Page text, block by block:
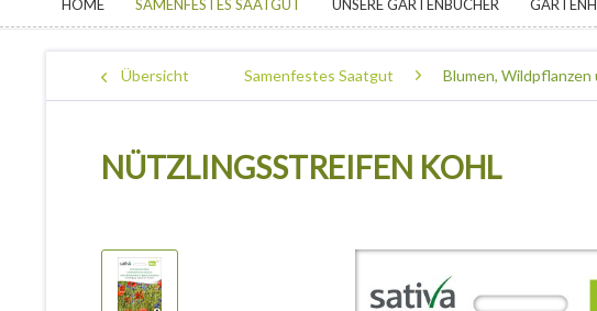
HOME SAMENFESTES SAATGUT UNSERE GARTENBÜCHER
Übersicht Samenfestes Saatgut Blumen,
NÜTZLINGSSTREIFEN KOHL